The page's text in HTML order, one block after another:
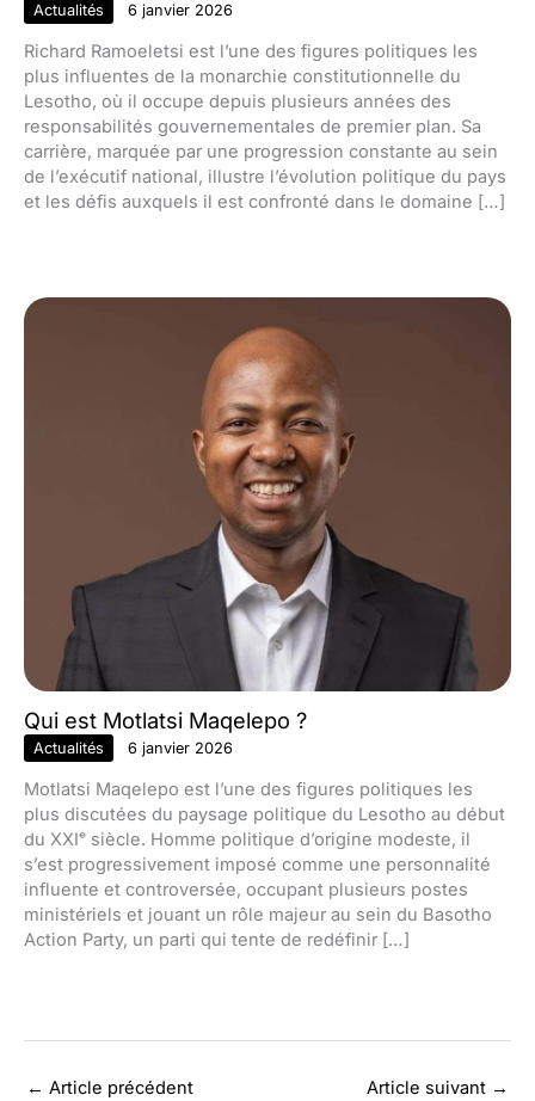
Actualités 6 janvier 2026
Richard Ramoeletsi est l’une des figures politiques les
plus influentes de la monarchie constitutionnelle du
Lesotho, où il occupe depuis plusieurs années des
responsabilités gouvernementales de premier plan. Sa
carrière, marquée par une progression constante au sein
de l’exécutif national, illustre l’évolution politique du pays
et les défis auxquels il est confronté dans le domaine […]
Qui est Motlatsi Maqelepo ?
Actualités 6 janvier 2026
Motlatsi Maqelepo est l’une des figures politiques les
plus discutées du paysage politique du Lesotho au début
du XXIᵉ siècle. Homme politique d’origine modeste, il
s’est progressivement imposé comme une personnalité
influente et controversée, occupant plusieurs postes
ministériels et jouant un rôle majeur au sein du Basotho
Action Party, un parti qui tente de redéfinir […]
← Article précédent Article suivant →